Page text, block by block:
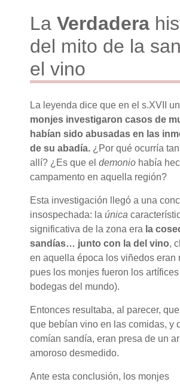
La Verdadera
del mito de la
el vino
La leyenda dice que en el s.XVII
monjes investigaron casos de
habían sido abusadas en las
de su abadía. ¿Por qué ocurría
allí? ¿Es que el demonio había
campamento en aquella región?
Esta investigación llegó a una
insospechada: la única
significativa de la zona era la
sandías… junto con la del vino,
en aquella época los viñedos eran
pues los monjes fueron los
bodegas del mundo).
Entonces resultaba, al parecer,
que bebían vino en las comidas, y
comían sandía, eran presa de un
amoroso desmedido.
Ante esta conclusión, los monjes